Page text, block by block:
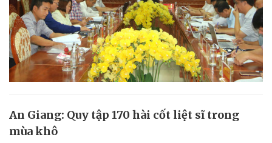
An Giang: Quy tập 170 hài cốt liệt sĩ trong
mùa khô